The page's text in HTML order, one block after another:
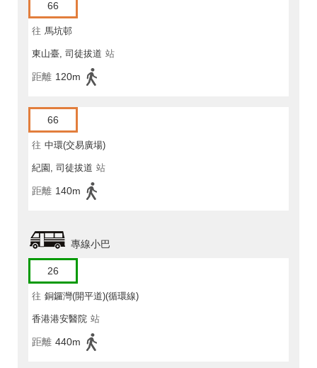
66
往 馬坑邨
東山臺, 司徒拔道 站
距離 120m
66
往 中環(交易廣場)
紀園, 司徒拔道 站
距離 140m
專線小巴
26
往 銅鑼灣(開平道)(循環線)
香港港安醫院 站
距離 440m